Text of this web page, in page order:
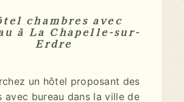
chambres avec
à La Chapelle-sur-
Erdre
un hôtel proposant des
avec bureau dans la ville de